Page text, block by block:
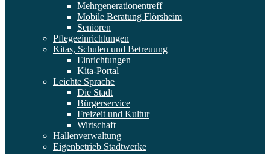
Mehrgenerationentreff
Mobile Beratung Flörsheim
Senioren
Pflegeeinrichtungen
Kitas, Schulen und Betreuung
Einrichtungen
Kita-Portal
Leichte Sprache
Die Stadt
Bürgerservice
Freizeit und Kultur
Wirtschaft
Hallenverwaltung
Eigenbetrieb Stadtwerke